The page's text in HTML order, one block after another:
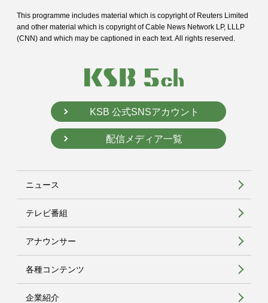
This programme includes material which is copyright of Reuters Limited
and other material which is copyright of Cable News Network LP, LLLP
(CNN) and which may be captioned in each text. All rights reserved.
KSB 公式SNSアカウント
配信メディア一覧
ニュース
テレビ番組
アナウンサー
各種コンテンツ
企業紹介